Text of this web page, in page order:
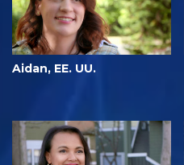
Aidan, EE. UU.